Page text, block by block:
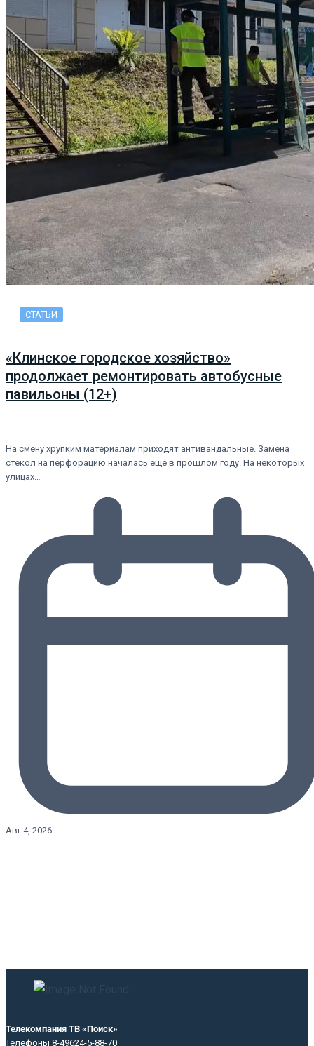
СТАТЬИ
«Клинское городское хозяйство»
продолжает ремонтировать автобусные
павильоны (12+)
На смену хрупким материалам приходят антивандальные. Замена
стекол на перфорацию началась еще в прошлом году. На некоторых
улицах…
Авг 4, 2026
Телекомпания ТВ «Поиск»
Телефоны 8-49624-5-88-70